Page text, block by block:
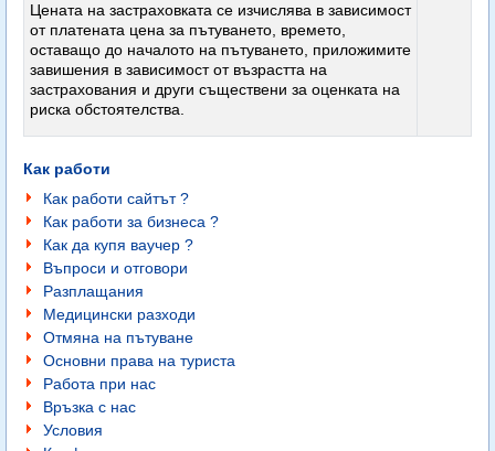
Цената на застраховката се изчислява в зависимост
от платената цена за пътуването, времето,
оставащо до началото на пътуването, приложимите
завишения в зависимост от възрастта на
застрахования и други съществени за оценката на
риска обстоятелства.
Как работи
Как работи сайтът ?
Как работи за бизнеса ?
Как да купя ваучер ?
Въпроси и отговори
Разплащания
Медицински разходи
Отмяна на пътуване
Основни права на туриста
Работа при нас
Връзка с нас
Условия